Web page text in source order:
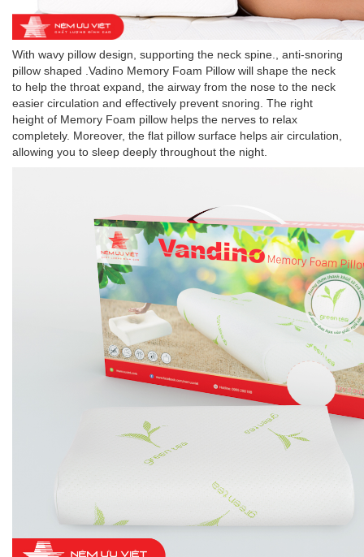
With wavy pillow design, supporting the neck spine., anti-snoring
pillow shaped .Vadino Memory Foam Pillow will shape the neck
to help the throat expand, the airway from the nose to the neck
easier circulation and effectively prevent snoring. The right
height of Memory Foam pillow helps the nerves to relax
completely. Moreover, the flat pillow surface helps air circulation,
allowing you to sleep deeply throughout the night.